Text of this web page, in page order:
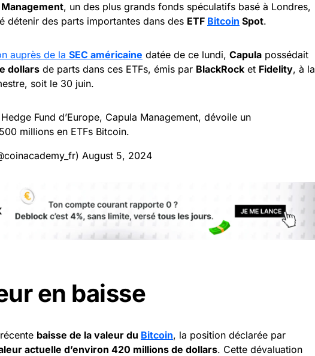
, un des plus grands fonds spéculatifs basé à Londres,
détenir des parts importantes dans des ETF Bitcoin Spot.
auprès de la SEC américaine datée de ce lundi, Capula possédait
dollars de parts dans ces ETFs, émis par BlackRock et Fidelity, à la
soit le 30 juin.
Fund d’Europe, Capula Management, dévoile un
millions en ETFs Bitcoin.
August 5, 2024
en baisse
baisse de la valeur du Bitcoin, la position déclarée par
actuelle d’environ 420 millions de dollars. Cette dévaluation